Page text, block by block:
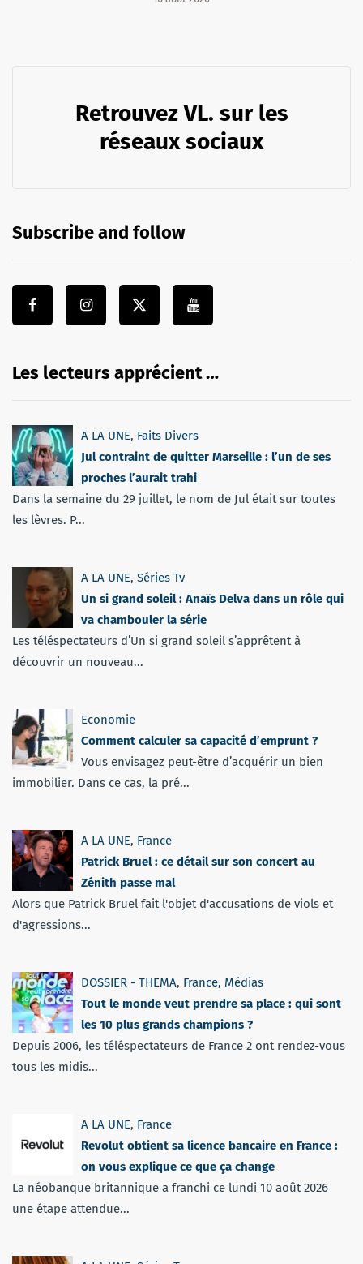
Retrouvez VL. sur les
réseaux sociaux
Subscribe and follow
Les lecteurs apprécient …
A LA UNE, Faits Divers
Jul contraint de quitter Marseille : l’un de ses
proches l’aurait trahi
Dans la semaine du 29 juillet, le nom de Jul était sur toutes
les lèvres. P...
A LA UNE, Séries Tv
Un si grand soleil : Anaïs Delva dans un rôle qui
va chambouler la série
Les téléspectateurs d’Un si grand soleil s’apprêtent à
découvrir un nouveau...
Economie
Comment calculer sa capacité d’emprunt ?
Vous envisagez peut-être d’acquérir un bien
immobilier. Dans ce cas, la pré...
A LA UNE, France
Patrick Bruel : ce détail sur son concert au
Zénith passe mal
Alors que Patrick Bruel fait l'objet d'accusations de viols et
d'agressions...
DOSSIER - THEMA, France, Médias
Tout le monde veut prendre sa place : qui sont
les 10 plus grands champions ?
Depuis 2006, les téléspectateurs de France 2 ont rendez-vous
tous les midis...
A LA UNE, France
Revolut obtient sa licence bancaire en France :
on vous explique ce que ça change
La néobanque britannique a franchi ce lundi 10 août 2026
une étape attendue...